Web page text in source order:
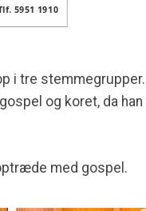
i tre stemmegrupper.
og koret, da han
med gospel.